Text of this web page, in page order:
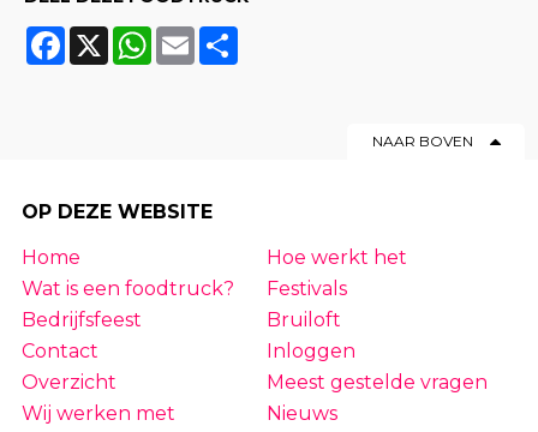
Facebook
X WhatsApp
Email
NAAR BOVEN
OP DEZE WEBSITE
Home
Hoe werkt het
Wat is een foodtruck?
Festivals
Bedrijfsfeest
Bruiloft
Contact
Inloggen
Overzicht
Meest gestelde vragen
Wij werken met
Nieuws